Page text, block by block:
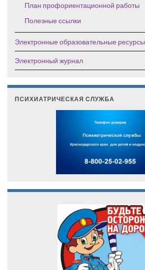
План профориентационной работы
Полезные ссылки
Электронные образовательные ресурсы
Электронный журнал
ПСИХИАТРИЧЕСКАЯ СЛУЖБА